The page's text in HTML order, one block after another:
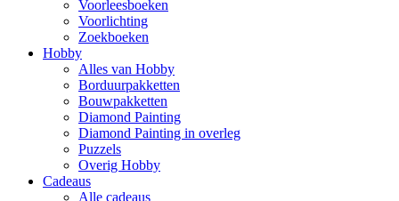
Voorleesboeken
Voorlichting
Zoekboeken
Hobby
Alles van Hobby
Borduurpakketten
Bouwpakketten
Diamond Painting
Diamond Painting in overleg
Puzzels
Overig Hobby
Cadeaus
Alle cadeaus